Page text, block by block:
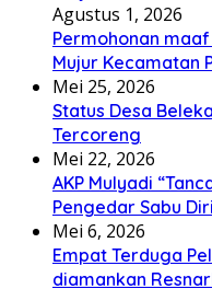
Agustus 1, 2026
Permohonan
Mujur Kecamatan
Mei 25, 2026
Status Desa
Tercoreng
Mei 22, 2026
AKP Mulyadi
Pengedar Sabu
Mei 6, 2026
Empat Terduga
diamankan